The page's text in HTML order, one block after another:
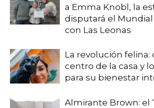
a Emma Knobl, la
disputará el
con Las Leonas
La revolución felina:
centro de la casa y
para su bienestar
Almirante Brown: el